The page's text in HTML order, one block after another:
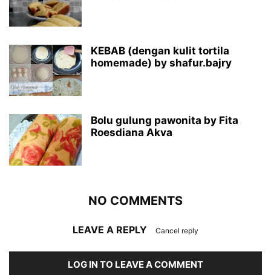
KEBAB (dengan kulit tortila
homemade) by shafur.bajry
Bolu gulung pawonita by Fita
Roesdiana Akva
NO COMMENTS
LEAVE A REPLY Cancel reply
LOG IN TO LEAVE A COMMENT